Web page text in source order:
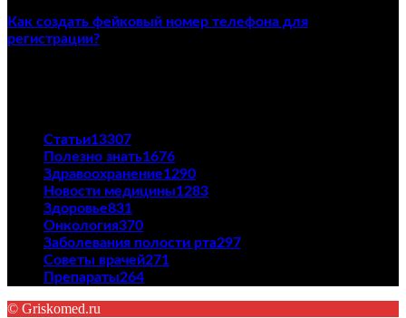
Как создать фейковый номер телефона для
регистрации?
Статьи13307
Полезно знать1676
Здравоохранение1290
Новости медицины1283
Здоровье831
Онкология370
Заболевания полости рта297
Советы врачей271
Препараты264
© Griskomed.ru